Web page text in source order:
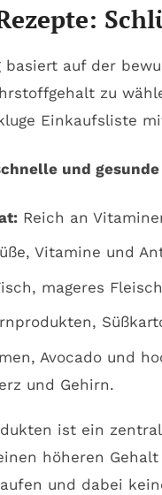
basiert auf der
zu
Einkaufsliste
und
Reich an
Vitamine und
mageres
Avocado und
und Gehirn.
ist ein
höheren
und dabei